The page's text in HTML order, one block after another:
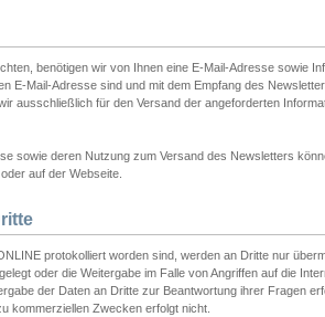
benötigen wir von Ihnen eine E-Mail-Adresse sowie
E-Mail-Adresse sind und mit dem Empfang des
ausschließlich für den Versand der angeforderten
sowie deren Nutzung zum Versand des Newsletters
auf der Webseite.
protokolliert worden sind, werden an Dritte nur
oder die Weitergabe im Falle von Angriffen auf die
der Daten an Dritte zur Beantwortung ihrer Fragen
kommerziellen Zwecken erfolgt nicht.